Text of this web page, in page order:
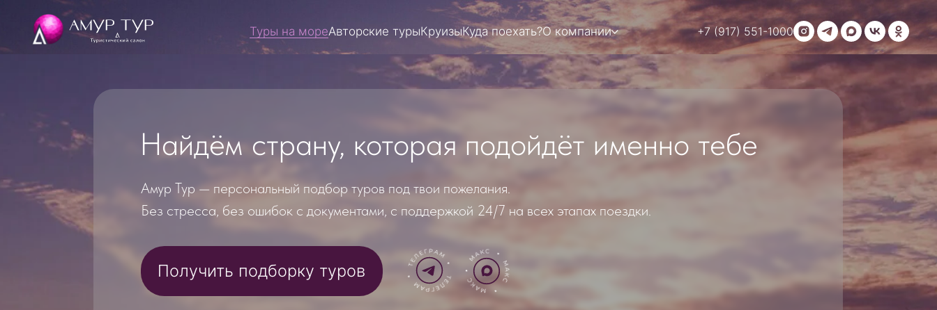
Туры на мореАвторские турыКруизыКуда поехать?О компании +7 (917) 551-1000
Найдём страну, которая подойдёт именно тебе
Амур Тур — персональный подбор туров под твои пожелания.
Без стресса, без ошибок с документами, с поддержкой 24/7 на всех этапах поездки.
Получить подборку туров